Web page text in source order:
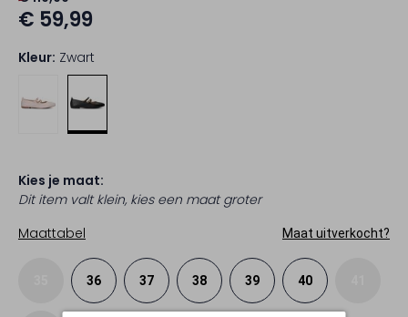
€ 59,99
Kleur: Zwart
Kies je maat:
Dit item valt klein, kies een maat groter
Maattabel
Maat uitverkocht?
36 37 38 39 40